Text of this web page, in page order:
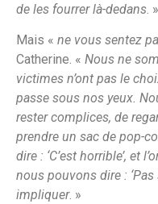
de les fourrer là-dedans. »
Mais « ne vous sentez
Catherine. « Nous ne
victimes n’ont pas le
passe sous nos yeux.
rester complices, de
prendre un sac de pop-
dire : ‘C’est horrible’, et
nous pouvons dire :
impliquer. »